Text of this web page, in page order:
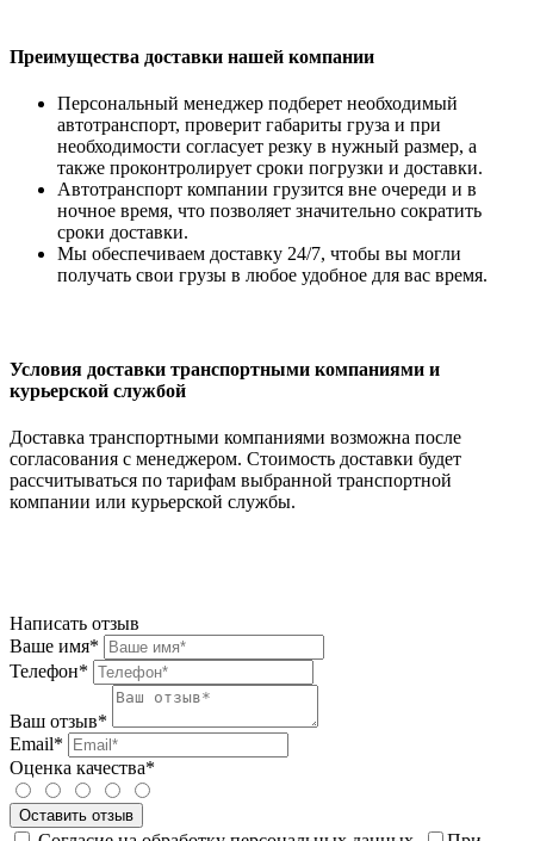
Преимущества доставки нашей компании
Персональный менеджер подберет необходимый
автотранспорт, проверит габариты груза и при
необходимости согласует резку в нужный размер, а
также проконтролирует сроки погрузки и доставки.
Автотранспорт компании грузится вне очереди и в
ночное время, что позволяет значительно сократить
сроки доставки.
Мы обеспечиваем доставку 24/7, чтобы вы могли
получать свои грузы в любое удобное для вас время.
Условия доставки транспортными компаниями и
курьерской службой
Доставка транспортными компаниями возможна после
согласования с менеджером. Стоимость доставки будет
рассчитываться по тарифам выбранной транспортной
компании или курьерской службы.
Написать отзыв
Ваше имя*
Телефон*
Ваш отзыв*
Email*
Оценка качества*